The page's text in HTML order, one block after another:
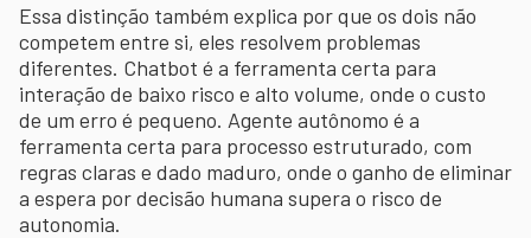
Essa distinção também explica por que os dois não
competem entre si, eles resolvem problemas
diferentes. Chatbot é a ferramenta certa para
interação de baixo risco e alto volume, onde o custo
de um erro é pequeno. Agente autônomo é a
ferramenta certa para processo estruturado, com
regras claras e dado maduro, onde o ganho de eliminar
a espera por decisão humana supera o risco de
autonomia.